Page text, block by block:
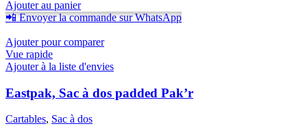
Ajouter au panier
📲 Envoyer la commande sur WhatsApp
Ajouter pour comparer
Vue rapide
Ajouter à la liste d'envies
Eastpak, Sac à dos padded Pak’r
Cartables, Sac à dos